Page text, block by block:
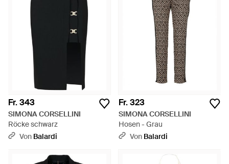
Fr. 343
SIMONA CORSELLINI
Röcke schwarz
Von Balardi
Fr. 323
SIMONA CORSELLINI
Hosen - Grau
Von Balardi